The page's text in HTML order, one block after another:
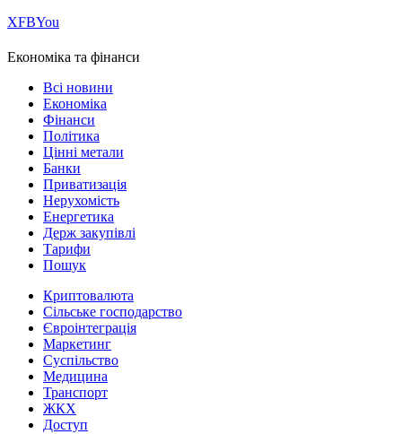
ХFBYou
Економіка та фінанси
Всі новини
Економіка
Фінанси
Політика
Цінні метали
Банки
Приватизація
Нерухомість
Енергетика
Держ закупівлі
Тарифи
Пошук
Криптовалюта
Сільське господарство
Євроінтеграція
Маркетинг
Суспільство
Медицина
Транспорт
ЖКХ
Доступ